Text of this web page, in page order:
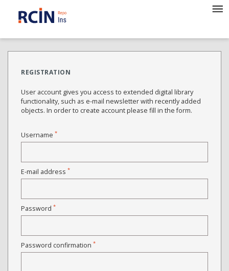
REGISTRATION
User account gives you access to extended digital library
functionality, such as e-mail newsletter with recently added
objects. In order to create account please fill in the form.
Username *
E-mail address *
Password *
Password confirmation *